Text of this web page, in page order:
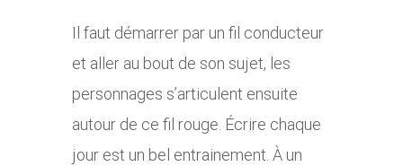
Il faut démarrer par un fil conducteur
et aller au bout de son sujet, les
personnages s’articulent ensuite
autour de ce fil rouge. Écrire chaque
jour est un bel entrainement. À un